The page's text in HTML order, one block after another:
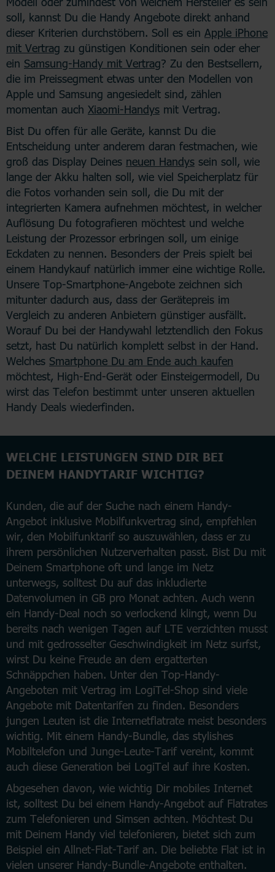
soll, kannst Du die Handy Angebote direkt anhand
dieser Kriterien durchstöbern. Soll es ein Apple iPhone
mit Vertrag zu günstigen Konditionen sein oder eher
ein Samsung-Handy mit Vertrag? Zu den Bestsellern,
die im Preissegment etwas unter den Modellen von
Apple und Samsung angesiedelt sind, zählen
momentan auch Xiaomi-Handys mit Vertrag.
Bist Du offen für alle Geräte, kannst Du die
Entscheidung unter anderem daran festmachen, wie
groß das Display Deines neuen Handys sein soll, wie
lange der Akku halten soll, wie viel Speicherplatz für
die Fotos vorhanden sein soll, die Du mit der
integrierten Kamera aufnehmen möchtest, in welcher
Auflösung Du fotografieren möchtest und welche
Leistung der Prozessor erbringen soll, um einige
Eckdaten zu nennen. Besonders der Preis spielt bei
einem Handykauf natürlich immer eine wichtige Rolle.
Unsere Top-Smartphone-Angebote zeichnen sich
mitunter dadurch aus, dass der Gerätepreis im
Vergleich zu anderen Anbietern günstiger ausfällt.
Worauf Du bei der Handywahl letztendlich den Fokus
setzt, hast Du natürlich komplett selbst in der Hand.
Welches Smartphone Du am Ende auch kaufen
möchtest, High-End-Gerät oder Einsteigermodell, Du
wirst das Telefon bestimmt unter unseren aktuellen
Handy Deals wiederfinden.
WELCHE LEISTUNGEN SIND DIR BEI
DEINEM HANDYTARIF WICHTIG?
Kunden, die auf der Suche nach einem Handy-
Angebot inklusive Mobilfunkvertrag sind, empfehlen
wir, den Mobilfunktarif so auszuwählen, dass er zu
ihrem persönlichen Nutzerverhalten passt. Bist Du mit
Deinem Smartphone oft und lange im Netz
unterwegs, solltest Du auf das inkludierte
Datenvolumen in GB pro Monat achten. Auch wenn
ein Handy-Deal noch so verlockend klingt, wenn Du
bereits nach wenigen Tagen auf LTE verzichten musst
und mit gedrosselter Geschwindigkeit im Netz surfst,
wirst Du keine Freude an dem ergatterten
Schnäppchen haben. Unter den Top-Handy-
Angeboten mit Vertrag im LogiTel-Shop sind viele
Angebote mit Datentarifen zu finden. Besonders
jungen Leuten ist die Internetflatrate meist besonders
wichtig. Mit einem Handy-Bundle, das stylishes
Mobiltelefon und Junge-Leute-Tarif vereint, kommt
auch diese Generation bei LogiTel auf ihre Kosten.
Abgesehen davon, wie wichtig Dir mobiles Internet
ist, solltest Du bei einem Handy-Angebot auf Flatrates
zum Telefonieren und Simsen achten. Möchtest Du
mit Deinem Handy viel telefonieren, bietet sich zum
Beispiel ein Allnet-Flat-Tarif an. Die beliebte Flat ist in
vielen unserer Handy-Bundle-Angebote enthalten.